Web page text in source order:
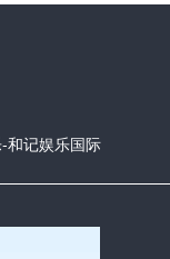
和记娱乐国际